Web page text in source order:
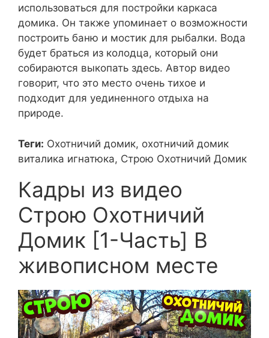
использоваться для постройки каркаса
домика. Он также упоминает о возможности
построить баню и мостик для рыбалки. Вода
будет браться из колодца, который они
собираются выкопать здесь. Автор видео
говорит, что это место очень тихое и
подходит для уединенного отдыха на
природе.
Теги: Охотничий домик, охотничий домик
виталика игнатюка, Строю Охотничий Домик
Кадры из видео
Строю Охотничий
Домик [1-Часть] В
живописном месте